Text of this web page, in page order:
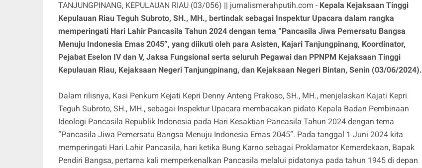
TANJUNGPINANG, KEPULAUAN RIAU (03/056) || jurnalismerahputih.com - Kepala Kejaksaan Tinggi
Kepulauan Riau Teguh Subroto, SH., MH., bertindak sebagai Inspektur Upacara dalam rangka
memperingati Hari Lahir Pancasila Tahun 2024 dengan tema “Pancasila Jiwa Pemersatu Bangsa
Menuju Indonesia Emas 2045”, yang diikuti oleh para Asisten, Kajari Tanjungpinang, Koordinator,
Pejabat Eselon IV dan V, Jaksa Fungsional serta seluruh Pegawai dan PPNPM Kejaksaan Tinggi
Kepulauan Riau, Kejaksaan Negeri Tanjungpinang, dan Kejaksaan Negeri Bintan, Senin (03/06/2024).
Dalam rilisnya, Kasi Penkum Kejati Kepri Denny Anteng Prakoso, SH., MH., menjelaskan Kajati Kepri
Teguh Subroto, SH., MH., sebagai Inspektur Upacara membacakan pidato Kepala Badan Pembinaan
Ideologi Pancasila Republik Indonesia pada Hari Kesaktian Pancasila Tahun 2024 dengan tema
“Pancasila Jiwa Pemersatu Bangsa Menuju Indonesia Emas 2045”. Pada tanggal 1 Juni 2024 kita
memperingati Hari Lahir Pancasila, hari ketika Bung Karno sebagai Proklamator Kemerdekaan, Bapak
Pendiri Bangsa, pertama kali memperkenalkan Pancasila melalui pidatonya pada tahun 1945 di depan